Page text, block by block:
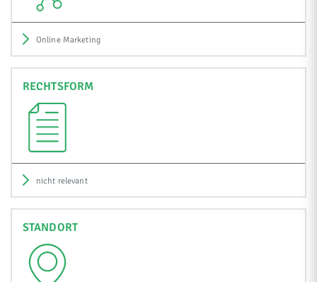
Online Marketing
RECHTSFORM
nicht relevant
STANDORT